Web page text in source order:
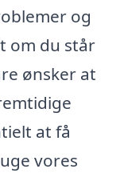
og
om du står
ønsker at
at få
vores